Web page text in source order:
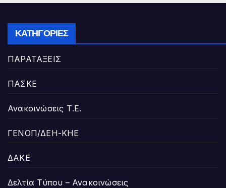
ΚΑΤΗΓΟΡΊΕΣ
ΠΑΡΑΤΑΞΕΙΣ
ΠΑΣΚΕ
Ανακοινώσεις Τ.Ε.
ΓΕΝΟΠ/ΔΕΗ-ΚΗΕ
ΔΑΚΕ
Δελτία Τύπου – Ανακοινώσεις